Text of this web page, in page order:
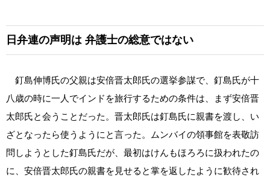
日弁連の声明は 弁護士の総意ではない
釘島伸博氏の父親は安倍晋太郎氏の選挙参謀で、釘島氏が十
八歳の時に一人でインドを旅行するための条件は、まず安倍晋
太郎氏と会うことだった。晋太郎氏は釘島氏に親書を渡し、い
ざとなったら使うようにと言った。ムンバイの領事館を表敬訪
問しようとした釘島氏だが、最初はけんもほろろに扱われたの
に、安倍晋太郎氏の親書を見せると掌を返したように歓待され